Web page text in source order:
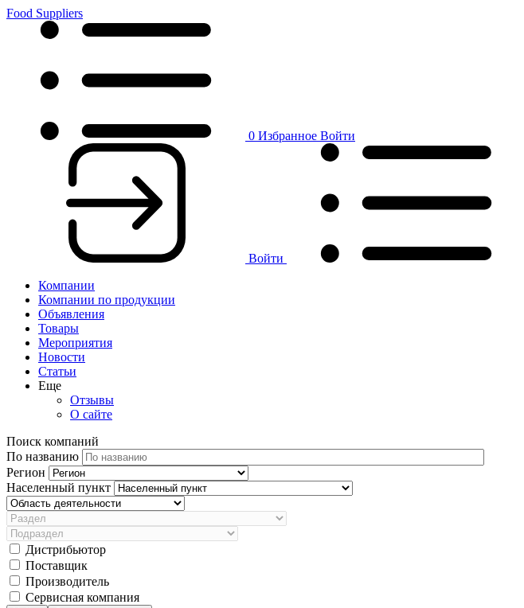
Food Suppliers
0 Избранное Войти
Войти
Компании
Компании по продукции
Объявления
Товары
Мероприятия
Новости
Статьи
Еще
Отзывы
О сайте
Поиск компаний
По названию
Регион
Населенный пункт
Дистрибьютор
Поставщик
Производитель
Сервисная компания